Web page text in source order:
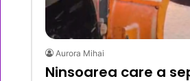
Aurora Mihai
Ninsoarea care a